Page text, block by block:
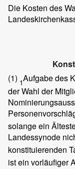
Die Kosten des
(1) 1Aufgabe des
der Wahl der
solange ein
Landessynode
konstituierenden
ist ein vorläufiger